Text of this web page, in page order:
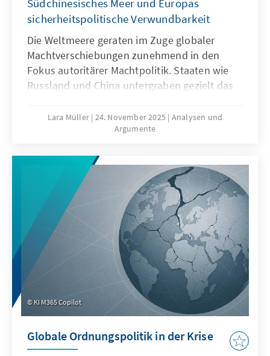
Südchinesisches Meer und Europas
sicherheitspolitische Verwundbarkeit
Die Weltmeere geraten im Zuge globaler
Machtverschiebungen zunehmend in den
Fokus autoritärer Machtpolitik. Staaten wie
Russland und China untergraben gezielt das
formen – eine Praxis, die als „Lawfare“
bekannt ist. In der Ostsee zeigen
Südchinesischen Meer demonstriert China,
wie Recht zur Machtfrage wird. Beide Fälle
verdeutlichen: Wo das Seerecht unterwandert
wird, geraten Europas Sicherheit,
Handlungsfähigkeit und die regelbasierte
Ordnung ins Wanken.
Lara Müller 24. November 2025 Analysen und
Argumente
KI M365 Copilot
Globale Ordnungspolitik in der Krise